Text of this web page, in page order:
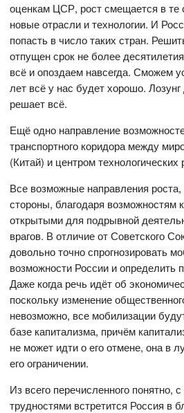
оценкам ЦСР, рост смещается в те
новые отрасли и технологии. И
попасть в число таких стран.
отпущен срок не более
всё и опоздаем навсегда. Сможем
лет всё у нас будет хорошо.
решает всё.
Ещё одно направление
транспортного коридора между
(Китай) и центром технологических
Все возможные направления
стороны, благодаря возможностям
открытыми для подрывной
врагов. В отличие от Советского
довольно точно спрогнозировать
возможности России и определить
Даже когда речь идёт об
поскольку изменение
невозможно, все мобилизации
базе капитализма, причём
не может идти о его отмене, она в
его ограничении.
Из всего перечисленного понятно,
трудностями встретится Россия в